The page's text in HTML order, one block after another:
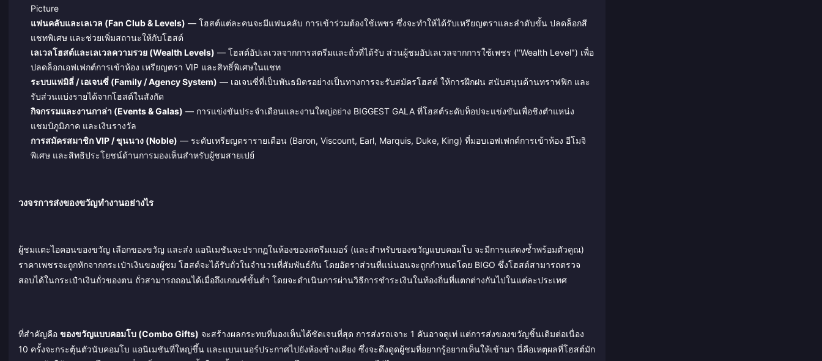
Picture
แฟนคลับและเลเวล (Fan Club & Levels) — โฮสต์แต่ละคนจะมีแฟนคลับ การเข้าร่วมต้องใช้เพชร ซึ่งจะทำให้ได้รับเหรียญตราและลำดับขั้น ปลดล็อกสี
แชทพิเศษ และช่วยเพิ่มสถานะให้กับโฮสต์
เลเวลโฮสต์และเลเวลความรวย (Wealth Levels) — โฮสต์อัปเลเวลจากการสตรีมและถั่วที่ได้รับ ส่วนผู้ชมอัปเลเวลจากการใช้เพชร ("Wealth Level") เพื่อ
ปลดล็อกเอฟเฟกต์การเข้าห้อง เหรียญตรา VIP และสิทธิ์พิเศษในแชท
ระบบแฟมิลี่ / เอเจนซี่ (Family / Agency System) — เอเจนซี่ที่เป็นพันธมิตรอย่างเป็นทางการจะรับสมัครโฮสต์ ให้การฝึกฝน สนับสนุนด้านทราฟฟิก และ
รับส่วนแบ่งรายได้จากโฮสต์ในสังกัด
กิจกรรมและงานกาล่า (Events & Galas) — การแข่งขันประจำเดือนและงานใหญ่อย่าง BIGGEST GALA ที่โฮสต์ระดับท็อปจะแข่งขันเพื่อชิงตำแหน่ง
แชมป์ภูมิภาค และเงินรางวัล
การสมัครสมาชิก VIP / ขุนนาง (Noble) — ระดับเหรียญตรารายเดือน (Baron, Viscount, Earl, Marquis, Duke, King) ที่มอบเอฟเฟกต์การเข้าห้อง อีโมจิ
พิเศษ และสิทธิประโยชน์ด้านการมองเห็นสำหรับผู้ชมสายเปย์
วงจรการส่งของขวัญทำงานอย่างไร
ผู้ชมแตะไอคอนของขวัญ เลือกของขวัญ และส่ง แอนิเมชันจะปรากฏในห้องของสตรีมเมอร์ (และสำหรับของขวัญแบบคอมโบ จะมีการแสดงซ้ำพร้อมตัวคูณ)
ราคาเพชรจะถูกหักจากกระเป๋าเงินของผู้ชม โฮสต์จะได้รับถั่วในจำนวนที่สัมพันธ์กัน โดยอัตราส่วนที่แน่นอนจะถูกกำหนดโดย BIGO ซึ่งโฮสต์สามารถตรวจ
สอบได้ในกระเป๋าเงินถั่วของตน ถั่วสามารถถอนได้เมื่อถึงเกณฑ์ขั้นต่ำ โดยจะดำเนินการผ่านวิธีการชำระเงินในท้องถิ่นที่แตกต่างกันไปในแต่ละประเทศ
ที่สำคัญคือ ของขวัญแบบคอมโบ (Combo Gifts) จะสร้างผลกระทบที่มองเห็นได้ชัดเจนที่สุด การส่งรถเจาะ 1 คันอาจดูเท่ แต่การส่งของขวัญชิ้นเดิมต่อเนื่อง
10 ครั้งจะกระตุ้นตัวนับคอมโบ แอนิเมชันที่ใหญ่ขึ้น และแบนเนอร์ประกาศไปยังห้องข้างเคียง ซึ่งจะดึงดูดผู้ชมที่อยากรู้อยากเห็นให้เข้ามา นี่คือเหตุผลที่โฮสต์มัก